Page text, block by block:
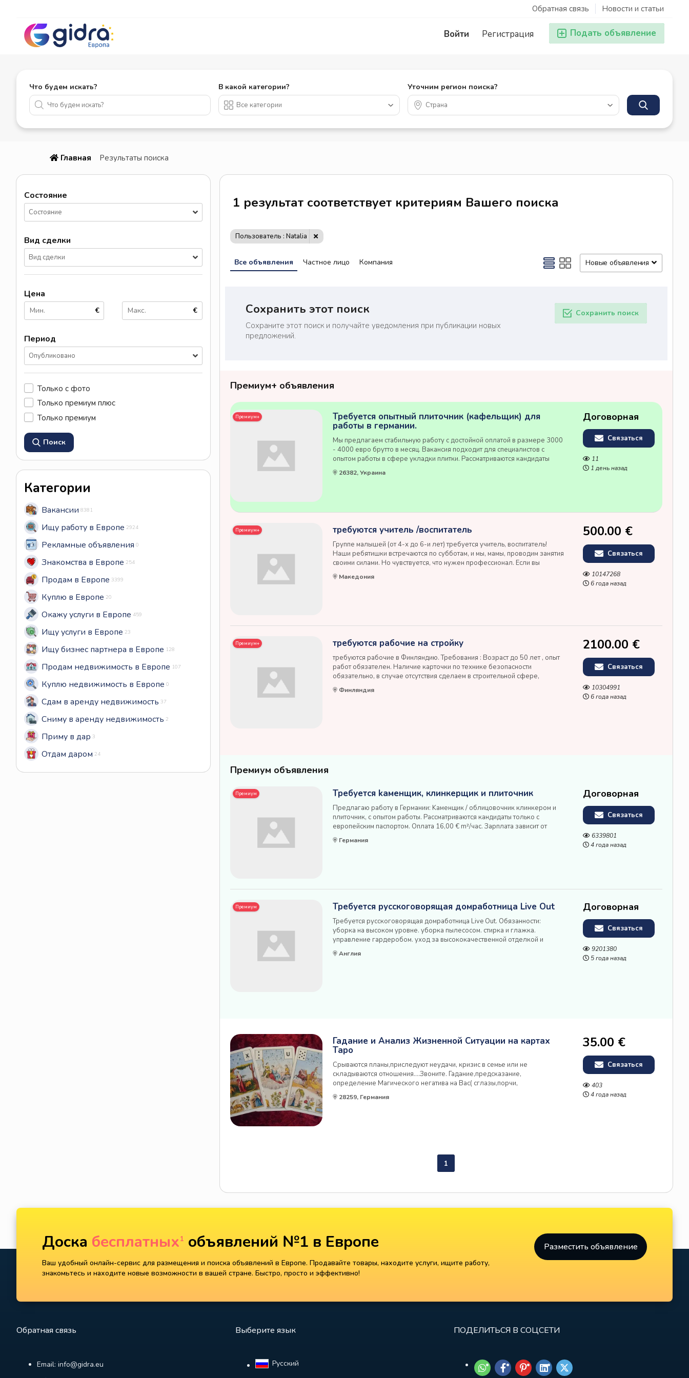
Новости и статьи
Обратная связь
Подать объявление
Регистрация
Войти
Что будем искать? В какой категории? Уточним регион поиска?
Главная Результаты поиска
Состояние
Состояние
Вид сделки
Вид сделки
Цена
€ €
Период
Опубликовано
Только с фото
Только премиум плюс
Только премиум
Поиск
Категории
Вакансии 8381
Ищу работу в Европе 2924
Рекламные объявления 0
Знакомства в Европе 254
Продам в Европе 3399
Куплю в Европе 20
Окажу услуги в Европе 459
Ищу услуги в Европе 23
Ищу бизнес партнера в Европе 128
Продам недвижимость в Европе 107
Куплю недвижимость в Европе 0
Сдам в аренду недвижимость 37
Сниму в аренду недвижимость 2
Приму в дар 3
Отдам даром 24
1 результат соответствует критериям Вашего поиска
Пользователь : Natalia
Все объявления Частное лицо Компания Новые объявления
Сохранить этот поиск
Сохраните этот поиск и получайте уведомления при публикации новых
предложений.
Сохранить поиск
Премиум+ объявления
Премиум+ Требуется опытный плиточник (кафельщик) для
работы в германии.
Мы предлагаем стабильную работу с достойной оплатой в размере 3000
- 4000 евро брутто в месяц. Вакансия подходит для специалистов с
опытом работы в сфере укладки плитки. Рассматриваются кандидаты
только c европейским паспортом или с разрешением на работу в
Германии. Работая с нами, вы получите поддержку в оформлении пр...
26382, Украина
Договорная
Связаться
11
1 день назад
Премиум+ требуются учитель /воспитатель
Группе малышей (от 4-х до 6-и лет) требуется учитель, воспитатель!
Наши ребятишки встречаются по субботам, и мы, мамы, проводим занятия
своими силами. Но чувствуется, что нужен профессионал. Если вы
педагог или воспитатель в прошлом, и имеете возможность и желание
помочь детям в развитии русского языка - мы будем очень...
Македония
500.00 €
Связаться
10147268
6 года назад
Премиум+ требуются рабочие на стройку
требуются рабочие в Финляндию. Требования : Возраст до 50 лет , опыт
работ обязателен. Наличие карточки по технике безопасности
обязательно, в случае отсутствия сделаем в строительной сфере,
гражданство, наличие авто или прав, знание языков. Условия: Работа на
постоянной основе, по договору. Жилье и инструмент предоста...
Финляндия
2100.00 €
Связаться
10304991
6 года назад
Премиум объявления
Премиум Требуется kаменщик, клинкерщик и плиточник
Предлагаю работу в Германии: Kаменщик / облицовочник клинкером и
плиточник, с опытом работы. Рассматриваются кандидаты только c
европейским паспортом. Oплата 16,00 € m²/час. Зарплата зависит от
Вашей квалификации и Ваших способностей Помогаем с пропиской и
жильем. Artur Petrosyan Schreider-Baukeramik GmbH Rüderstr. 4 2...
Германия
Договорная
Связаться
6339801
4 года назад
Премиум Требуется русскоговорящая домработница Live Out
Требуется русскоговорящая домработница Live Out. Обязанности:
уборка на высоком уровне. уборка пылесосом. стирка и глажка.
управление гардеробом. уход за высококачественной отделкой и
тканями. Вы также будете ответственны за уборку в доме для персонала
с 4 спальнями, где осуществляется стирка. Условия: Заработная плата...
Англия
Договорная
Связаться
9201380
5 года назад
Гадание и Анализ Жизненной Ситуации на картах
Таро
Срываются планы,приследуют неудачи, кризис в семье или не
складываются отношения....Звоните. Гадание,предсказание,
определение Магического негатива на Вас( сглазы,порчи,
привороты).Отвечу на все ваши вопросы, какой выбор будет более
удачный,что за человек возле Вас( новые знакомства), работа, финансы.
28259, Германия
35.00 €
Связаться
403
4 года назад
1
Доска бесплатных1 объявлений №1 в Европе
Ваш удобный онлайн-сервис для размещения и поиска объявлений в Европе. Продавайте товары, находите услуги, ищите работу,
знакомьтесь и находите новые возможности в вашей стране. Быстро, просто и эффективно!
Разместить объявление
Обратная связь
Email: info@gidra.eu
Выберите язык
Русский‎
ПОДЕЛИТЬСЯ В СОЦСЕТИ